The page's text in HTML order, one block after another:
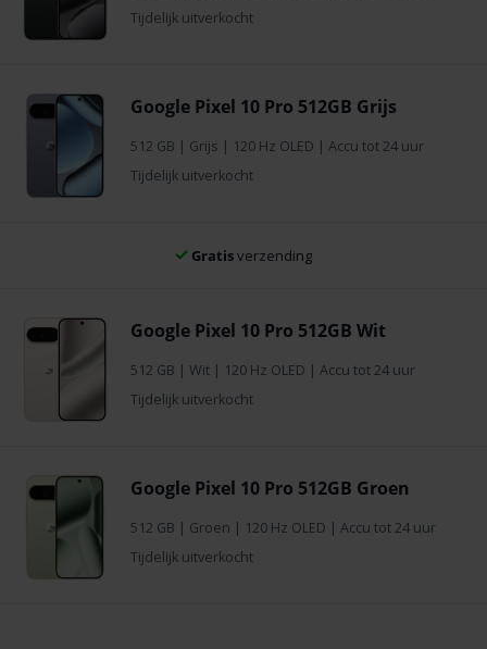
Tijdelijk uitverkocht
Google Pixel 10 Pro 512GB Grijs
512 GB | Grijs | 120 Hz OLED | Accu tot 24 uur
Tijdelijk uitverkocht
Google Pixel 10 Pro 512GB Wit
512 GB | Wit | 120 Hz OLED | Accu tot 24 uur
Tijdelijk uitverkocht
Google Pixel 10 Pro 512GB Groen
512 GB | Groen | 120 Hz OLED | Accu tot 24 uur
Tijdelijk uitverkocht
Gratisverzending